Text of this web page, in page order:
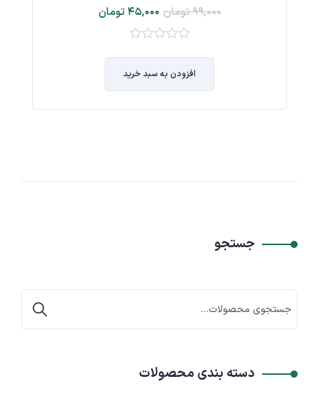
۹۹,۰۰۰تومان ۴۵,۰۰۰تومان
۵
افزودن به سبد خرید
جستجو
دسته بندی محصولات